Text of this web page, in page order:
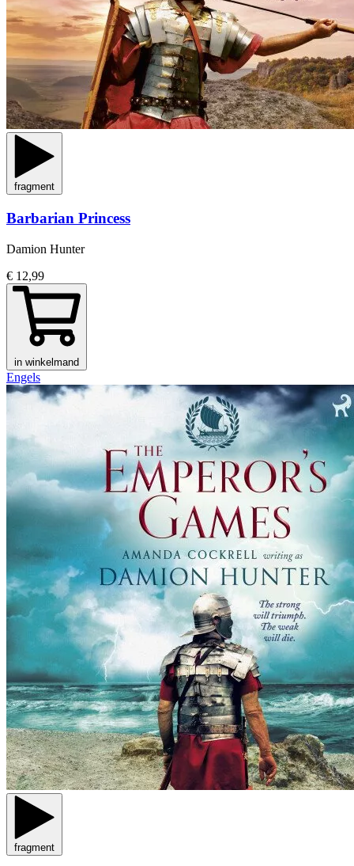
fragment
Barbarian Princess
Damion Hunter
€ 12,99
in winkelmand
Engels
fragment